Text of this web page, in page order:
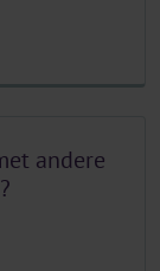
andere